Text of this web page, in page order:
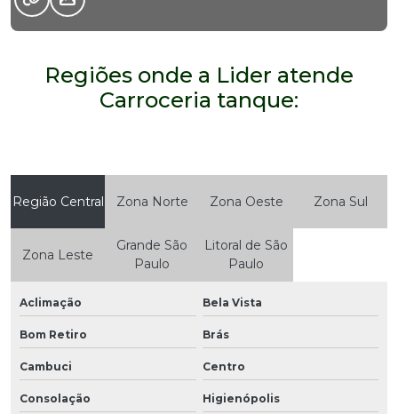
Regiões onde a Lider atende
Carroceria tanque:
Região Central Zona Norte Zona Oeste Zona Sul
Zona Leste
Grande São
Paulo
Litoral de São
Paulo
Aclimação Bela Vista
Bom Retiro Brás
Cambuci Centro
Consolação Higienópolis